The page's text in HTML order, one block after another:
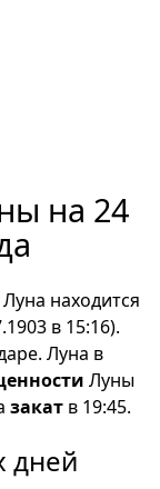
на 24
Луна находится
в 15:16).
Луна в
Луны
закат в 19:45.
дней